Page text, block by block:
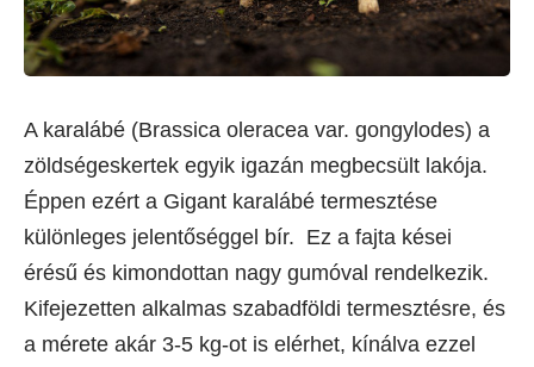
A karalábé (Brassica oleracea var. gongylodes) a
zöldségeskertek egyik igazán megbecsült lakója.
Éppen ezért a Gigant karalábé termesztése
különleges jelentőséggel bír. Ez a fajta kései
érésű és kimondottan nagy gumóval rendelkezik.
Kifejezetten alkalmas szabadföldi termesztésre, és
a mérete akár 3-5 kg-ot is elérhet, kínálva ezzel